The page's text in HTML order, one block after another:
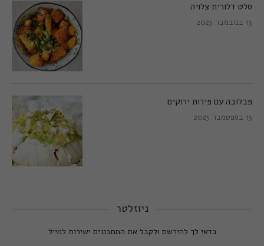
סלט דלורית צלויה
13 בנובמבר 2025
פבלובה עם פירות ירוקים
13 בספטמבר 2025
ניוזלטר
כדאי לך להירשם ולקבל את המתכונים ישירות למייל